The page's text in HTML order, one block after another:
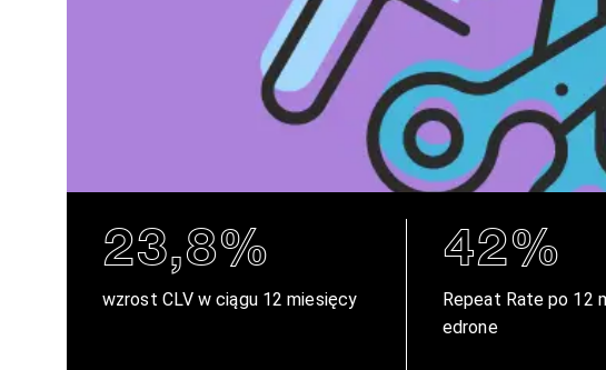
23,8%
wzrost CLV w ciągu 12 miesięcy
42%
Repeat Rate po 12
edrone